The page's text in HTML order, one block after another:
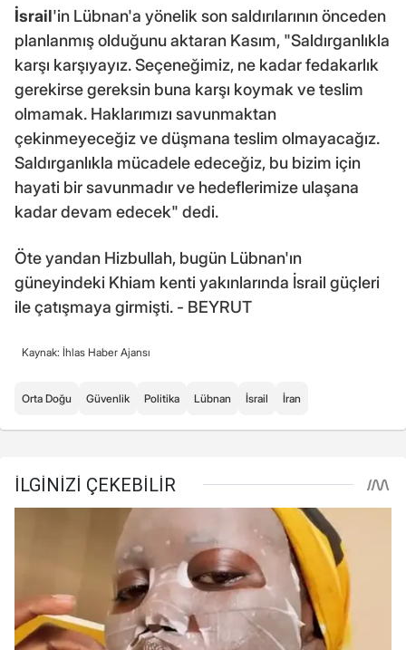
İsrail'in Lübnan'a yönelik son saldırılarının önceden
planlanmış olduğunu aktaran Kasım, "Saldırganlıkla
karşı karşıyayız. Seçeneğimiz, ne kadar fedakarlık
gerekirse gereksin buna karşı koymak ve teslim
olmamak. Haklarımızı savunmaktan
çekinmeyeceğiz ve düşmana teslim olmayacağız.
Saldırganlıkla mücadele edeceğiz, bu bizim için
hayati bir savunmadır ve hedeflerimize ulaşana
kadar devam edecek" dedi.
Öte yandan Hizbullah, bugün Lübnan'ın
güneyindeki Khiam kenti yakınlarında İsrail güçleri
ile çatışmaya girmişti. - BEYRUT
Kaynak: İhlas Haber Ajansı
Orta Doğu Güvenlik Politika Lübnan İsrail İran